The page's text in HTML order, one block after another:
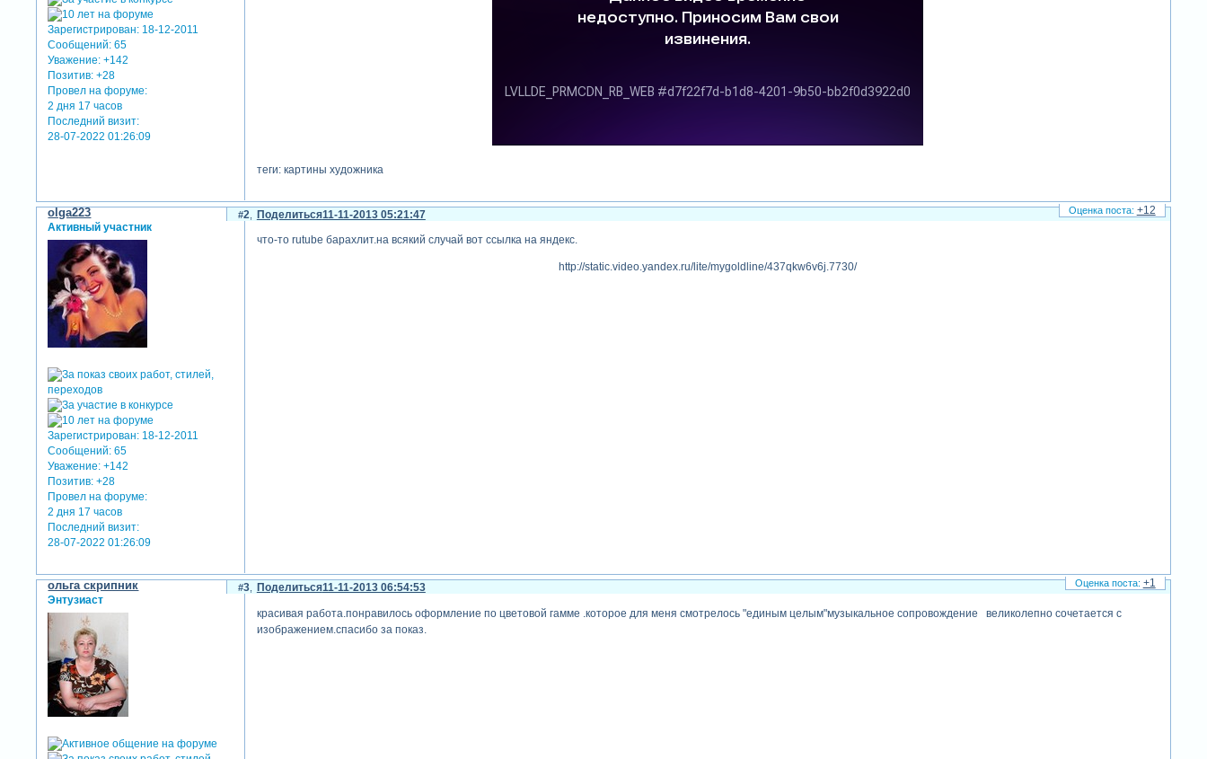
Зарегистрирован: 18-12-2011
Сообщений: 65
Уважение: +142
Позитив: +28
Провел на форуме:
2 дня 17 часов
Последний визит:
28-07-2022 01:26:09
теги: картины художника
Поделиться
2 11-11-2013 05:21:47
olga223
Активный участник
Зарегистрирован: 18-12-2011
Сообщений: 65
Уважение: +142
Позитив: +28
Провел на форуме:
2 дня 17 часов
Последний визит:
28-07-2022 01:26:09
что-то rutube барахлит.на всякий случай вот ссылка на яндекс.
http://static.video.yandex.ru/lite/mygoldline/437qkw6v6j.7730/
+12
Поделиться
3 11-11-2013 06:54:53
ольга скрипник
Энтузиаст
красивая работа.понравилось оформление по цветовой гамме .которое для меня смотрелось "единым целым"музыкальное сопровождение великолепно сочетается с
изображением.спасибо за показ.
+1